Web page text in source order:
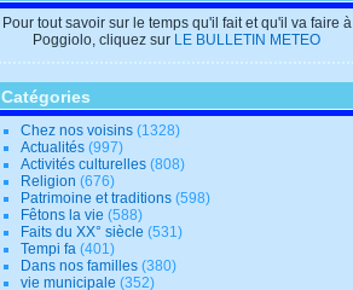
Pour tout savoir sur le temps qu'il fait et qu'il va faire à
Poggiolo, cliquez sur LE BULLETIN METEO
Catégories
Chez nos voisins (1328)
Actualités (997)
Activités culturelles (808)
Religion (676)
Patrimoine et traditions (598)
Fêtons la vie (588)
Faits du XX° siècle (531)
Tempi fa (401)
Dans nos familles (380)
vie municipale (352)